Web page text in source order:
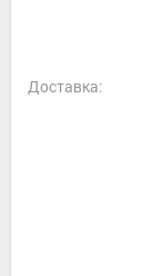
Доставка: